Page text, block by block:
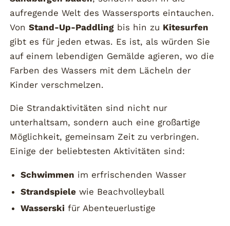
aufregende Welt des Wassersports eintauchen.
VonStand-Up-Paddling bis hin zu Kitesurfen
gibt es für jeden etwas. Es ist, als würden Sie
auf einem lebendigen Gemälde agieren, wo die
Farben des Wassers mit dem Lächeln der
Kinder verschmelzen.
Die Strandaktivitäten sind nicht nur
unterhaltsam, sondern auch eine großartige
Möglichkeit, gemeinsam Zeit zu verbringen.
Einige der beliebtesten Aktivitäten sind:
Schwimmen im erfrischenden Wasser
Strandspielewie Beachvolleyball
Wasserski für Abenteuerlustige